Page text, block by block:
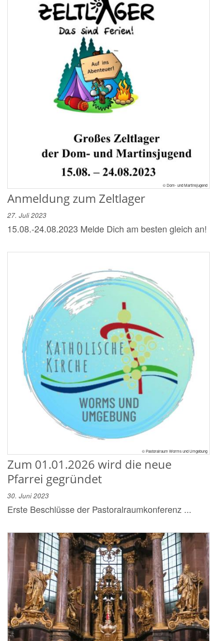
© Dom- und Martinsjugend
Anmeldung zum Zeltlager
27. Juli 2023
15.08.-24.08.2023 Melde Dich am besten gleich an!
© Pastoralraum Worms und Umgebung
Zum 01.01.2026 wird die neue
Pfarrei gegründet
30. Juni 2023
Erste Beschlüsse der Pastoralraumkonferenz ...